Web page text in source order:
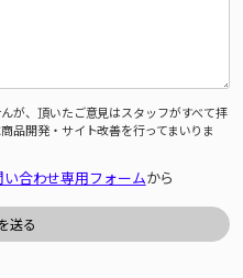
が、頂いたご意見はスタッフがすべて拝
品開発・サイト改善を行ってまいりま
い合わせ専用フォームから